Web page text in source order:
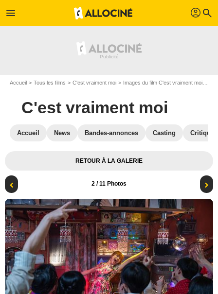
menu profil search
Accueil Tous les films C'est vraiment moi Images du film C'est vraiment moi
C'est vraiment moi
Accueil News Bandes-annonces Casting
RETOUR À LA GALERIE
2 / 11 Photos